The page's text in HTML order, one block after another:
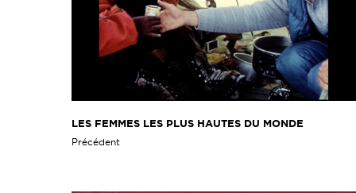
LES FEMMES LES PLUS HAUTES DU MONDE
Précédent